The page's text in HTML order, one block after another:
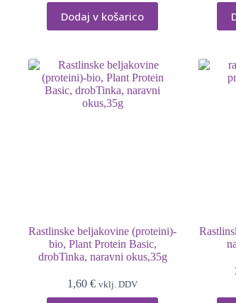
Dodaj v košarico
Rastlinske beljakovine (proteini)-
bio, Plant Protein Basic,
drobTinka, naravni okus,35g
1,60€ vklj. DDV